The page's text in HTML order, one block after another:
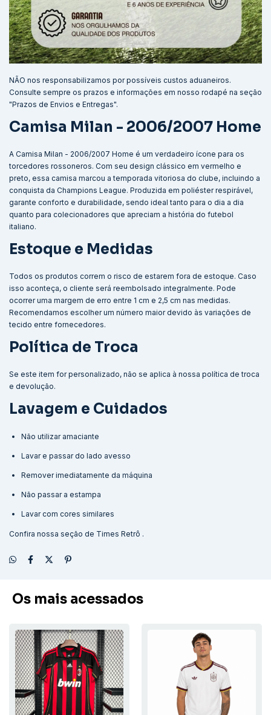
NÃO nos responsabilizamos por possíveis custos aduaneiros.
Consulte sempre os prazos e informações em nosso rodapé na seção
"Prazos de Envios e Entregas".
Camisa Milan - 2006/2007 Home
A Camisa Milan - 2006/2007 Home é um verdadeiro ícone para os
torcedores rossoneros. Com seu design clássico em vermelho e
preto, essa camisa marcou a temporada vitoriosa do clube, incluindo a
conquista da Champions League. Produzida em poliéster respirável,
garante conforto e durabilidade, sendo ideal tanto para o dia a dia
quanto para colecionadores que apreciam a história do futebol
italiano.
Estoque e Medidas
Todos os produtos correm o risco de estarem fora de estoque. Caso
isso aconteça, o cliente será reembolsado integralmente. Pode
ocorrer uma margem de erro entre 1 cm e 2,5 cm nas medidas.
Recomendamos escolher um número maior devido às variações de
tecido entre fornecedores.
Política de Troca
Se este item for personalizado, não se aplica à nossa política de troca
e devolução.
Lavagem e Cuidados
Não utilizar amaciante
Lavar e passar do lado avesso
Remover imediatamente da máquina
Não passar a estampa
Lavar com cores similares
Confira nossa seção de Times Retrô .
Os mais acessados